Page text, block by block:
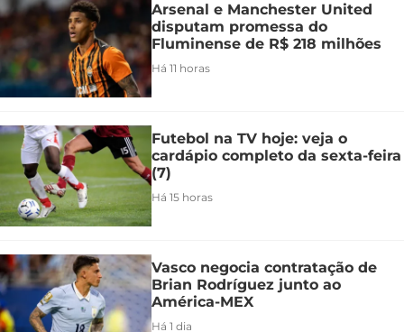
Arsenal e Manchester United
disputam promessa do
Fluminense de R$ 218 milhões
Há 11 horas
Futebol na TV hoje: veja o
cardápio completo da sexta-feira
(7)
Há 15 horas
Vasco negocia contratação de
Brian Rodríguez junto ao
América-MEX
Há 1 dia